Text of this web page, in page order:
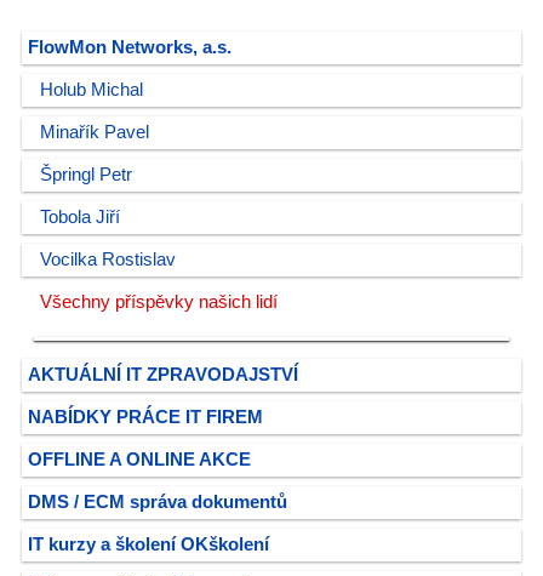
FlowMon Networks, a.s.
Holub Michal
Minařík Pavel
Špringl Petr
Tobola Jiří
Vocilka Rostislav
Všechny příspěvky našich lidí
AKTUÁLNÍ IT ZPRAVODAJSTVÍ
NABÍDKY PRÁCE IT FIREM
OFFLINE A ONLINE AKCE
DMS / ECM správa dokumentů
IT kurzy a školení OKškolení